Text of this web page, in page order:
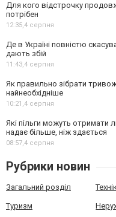
Для кого відстрочку
потрібен
12:35,4 серпня
Де в Україні повністю
дають збій
11:43,4 серпня
Як правильно зібрати
найнеобхідніше
10:21,4 серпня
Які пільги можуть отримати
надає більше, ніж здається
08:57,4 серпня
Рубрики новин
Загальний розділ
Туризм